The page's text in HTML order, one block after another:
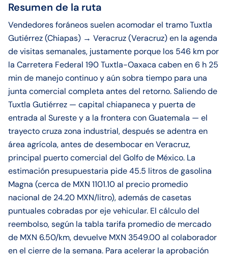
Resumen de la ruta
Vendedores foráneos suelen acomodar el tramo Tuxtla
Gutiérrez (Chiapas) → Veracruz (Veracruz) en la agenda
de visitas semanales, justamente porque los 546 km por
la Carretera Federal 190 Tuxtla-Oaxaca caben en 6 h 25
min de manejo continuo y aún sobra tiempo para una
junta comercial completa antes del retorno. Saliendo de
Tuxtla Gutiérrez — capital chiapaneca y puerta de
entrada al Sureste y a la frontera con Guatemala — el
trayecto cruza zona industrial, después se adentra en
área agrícola, antes de desembocar en Veracruz,
principal puerto comercial del Golfo de México. La
estimación presupuestaria pide 45.5 litros de gasolina
Magna (cerca de MXN 1101.10 al precio promedio
nacional de 24.20 MXN/litro), además de casetas
puntuales cobradas por eje vehicular. El cálculo del
reembolso, según la tabla tarifa promedio de mercado
de MXN 6.50/km, devuelve MXN 3549.00 al colaborador
en el cierre de la semana. Para acelerar la aprobación